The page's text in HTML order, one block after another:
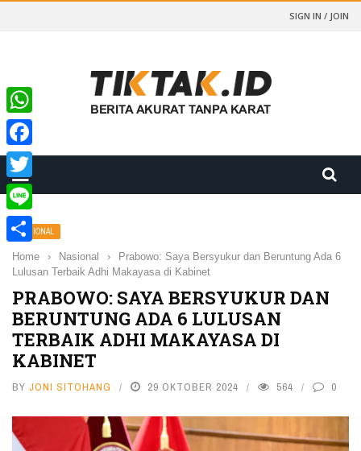
SIGN IN / JOIN
NASIONAL
Home › Nasional ›
Prabowo: Saya Bersyukur dan Beruntung Ada 6
Lulusan Terbaik Adhi Makayasa di Kabinet
PRABOWO: SAYA BERSYUKUR DAN
BERUNTUNG ADA 6 LULUSAN
TERBAIK ADHI MAKAYASA DI
KABINET
BY JONI SITOHANG 29 OKTOBER 2024 564 0
WhatsApp
Facebook
Twitter
Line
Share